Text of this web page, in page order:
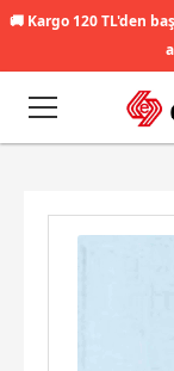
🚚 Kargo 120 TL'den